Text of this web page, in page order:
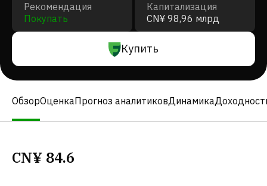
Рекомендация
Покупать
Капитализация
CN¥ 98,96 млрд
Купить
ОбзорОценкаПрогноз аналитиковДинамика
CN¥ 84.6